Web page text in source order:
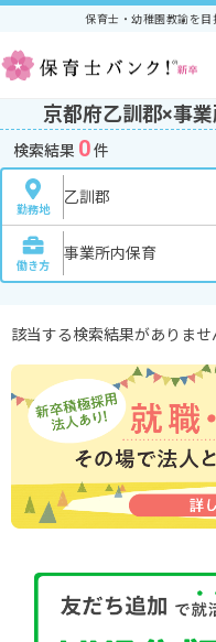
保育士・幼稚園教諭を
京都府乙訓郡×事
検索結果 0件
勤務地
乙訓郡
働き方
事業所内保育
該当する検索結果がありませ